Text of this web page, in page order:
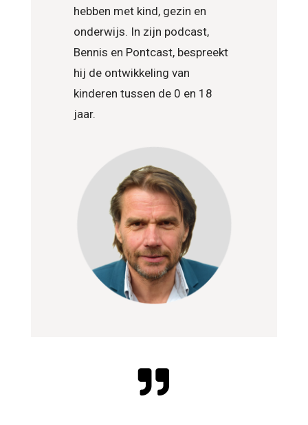
hebben met kind, gezin en
onderwijs. In zijn podcast,
Bennis en Pontcast, bespreekt
hij de ontwikkeling van
kinderen tussen de 0 en 18
jaar.
